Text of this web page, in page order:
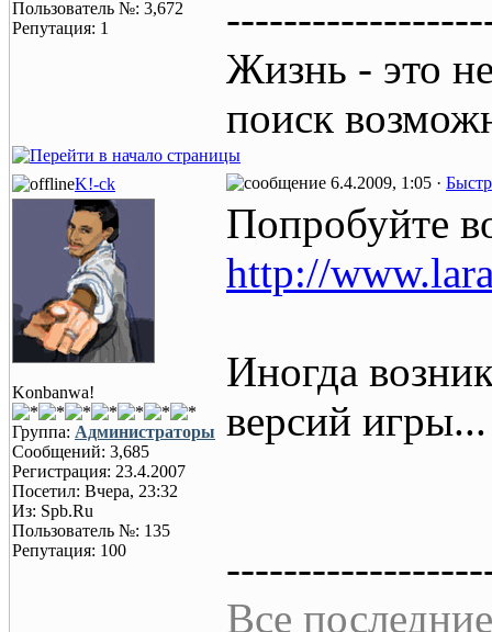
Пользователь №: 3,672
Репутация: 1
Жизнь - это
поиск
K!-ck 6.4.2009, 1:05 ·
Konbanwa!
Группа: Администраторы
Сообщений: 3,685
Регистрация: 23.4.2007
Посетил: Вчера, 23:32
Из: Spb.Ru
Пользователь №: 135
Репутация: 100
Попробуйте
http://
Иногда
версий игры...
Все